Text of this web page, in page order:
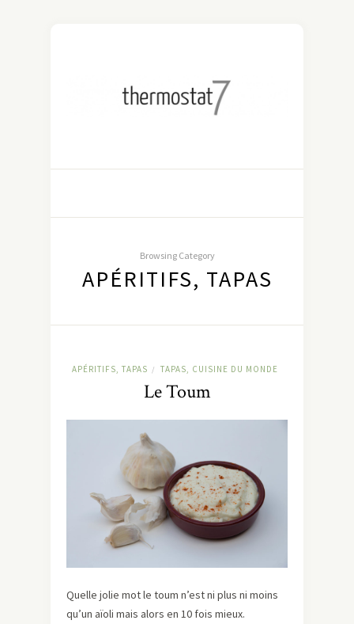
Browsing Category
APÉRITIFS, TAPAS
APÉRITIFS, TAPAS / TAPAS, CUISINE DU MONDE
Le Toum
Quelle jolie mot le toum n’est ni plus ni moins
qu’un aïoli mais alors en 10 fois mieux.